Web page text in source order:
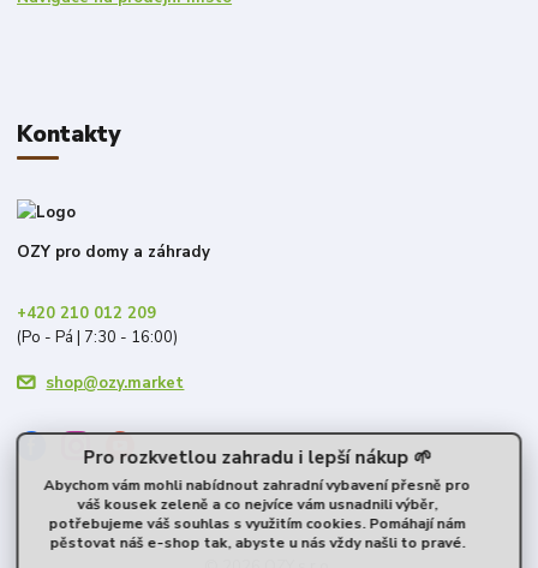
Kontakty
OZY pro domy a záhrady
+420 210 012 209
(Po - Pá | 7:30 - 16:00)
shop@ozy.market
Pro rozkvetlou zahradu i lepší nákup 🌱
Abychom vám mohli nabídnout zahradní vybavení přesně pro
váš kousek zeleně a co nejvíce vám usnadnili výběr,
potřebujeme váš souhlas s využitím cookies. Pomáhají nám
pěstovat náš e-shop tak, abyste u nás vždy našli to pravé.